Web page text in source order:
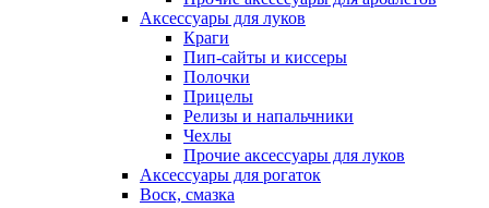
Аксессуары для луков
Краги
Пип-сайты и киссеры
Полочки
Прицелы
Релизы и напальчники
Чехлы
Прочие аксессуары для луков
Аксессуары для рогаток
Воск, смазка